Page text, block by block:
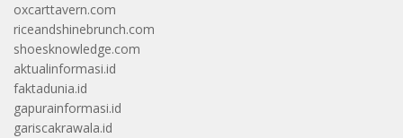
oxcarttavern.com
riceandshinebrunch.com
shoesknowledge.com
aktualinformasi.id
faktadunia.id
gapurainformasi.id
gariscakrawala.id